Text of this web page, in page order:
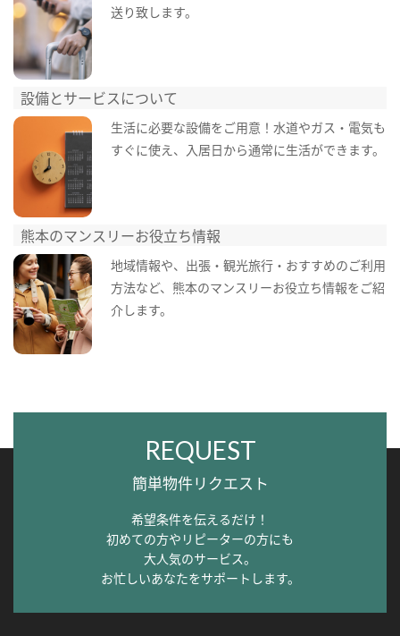
送り致します。
設備とサービスについて
生活に必要な設備をご用意！水道やガス・電気も
すぐに使え、入居日から通常に生活ができます。
熊本のマンスリーお役立ち情報
地域情報や、出張・観光旅行・おすすめのご利用
方法など、熊本のマンスリーお役立ち情報をご紹
介します。
REQUEST
簡単物件リクエスト
希望条件を伝えるだけ！
初めての方やリピーターの方にも
大人気のサービス。
お忙しいあなたをサポートします。